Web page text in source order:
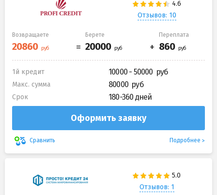
Отзывов: 10
Возвращаете Берете Переплата
1й кредит 10000 - 50000
Макс. сумма 80000
Срок 180-360 дней
Оформить заявку
Сравнить Подробнее
Отзывов: 1